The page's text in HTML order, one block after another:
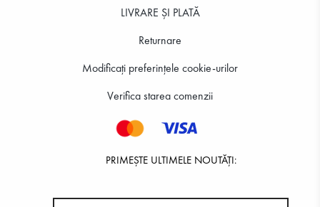
LIVRARE ȘI PLATĂ
Returnare
Modificați preferințele cookie-urilor
Verifica starea comenzii
PRIMEȘTE ULTIMELE NOUTĂȚI: